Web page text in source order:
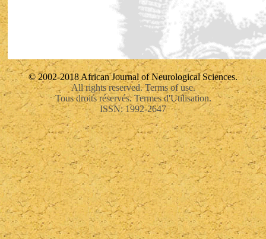
© 2002-2018 African Journal of Neurological Sciences.
All rights reserved. Terms of use.
Tous droits réservés. Termes d'Utilisation.
ISSN: 1992-2647